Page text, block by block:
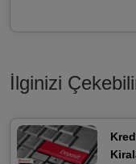
İlginizi